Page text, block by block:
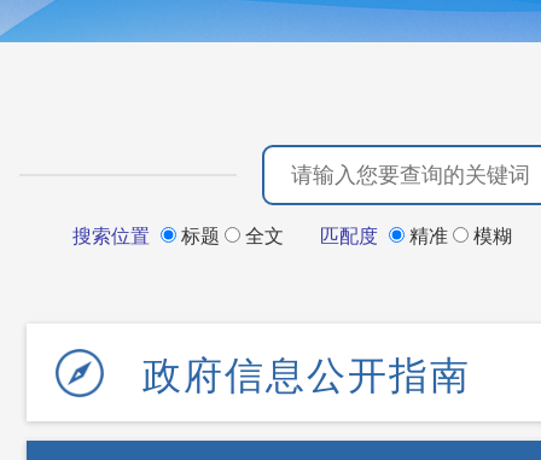
搜索位置 标题 全文 匹配度 精准 模糊
政府信息公开指南